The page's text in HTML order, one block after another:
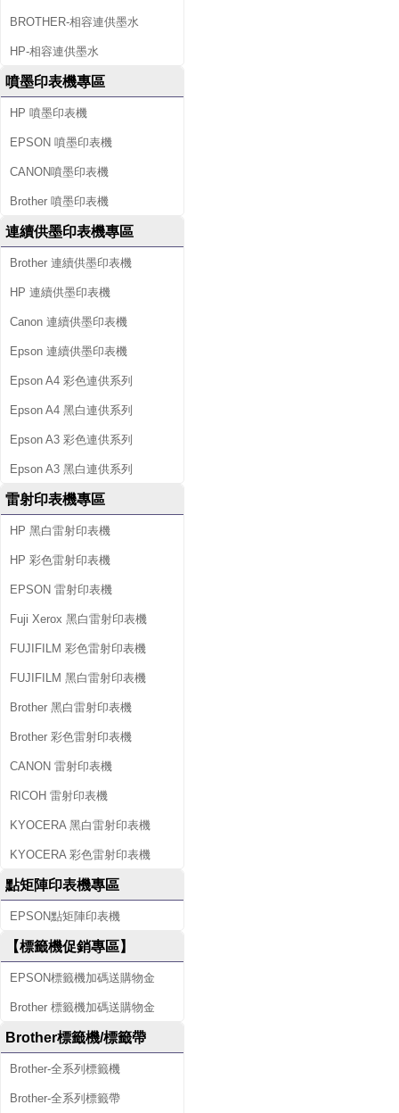
BROTHER-相容連供墨水
HP-相容連供墨水
噴墨印表機專區
HP 噴墨印表機
EPSON 噴墨印表機
CANON噴墨印表機
Brother 噴墨印表機
連續供墨印表機專區
Brother 連續供墨印表機
HP 連續供墨印表機
Canon 連續供墨印表機
Epson 連續供墨印表機
Epson A4 彩色連供系列
Epson A4 黑白連供系列
Epson A3 彩色連供系列
Epson A3 黑白連供系列
雷射印表機專區
HP 黑白雷射印表機
HP 彩色雷射印表機
EPSON 雷射印表機
Fuji Xerox 黑白雷射印表機
FUJIFILM 彩色雷射印表機
FUJIFILM 黑白雷射印表機
Brother 黑白雷射印表機
Brother 彩色雷射印表機
CANON 雷射印表機
RICOH 雷射印表機
KYOCERA 黑白雷射印表機
KYOCERA 彩色雷射印表機
點矩陣印表機專區
EPSON點矩陣印表機
【標籤機促銷專區】
EPSON標籤機加碼送購物金
Brother 標籤機加碼送購物金
Brother標籤機/標籤帶
Brother-全系列標籤機
Brother-全系列標籤帶